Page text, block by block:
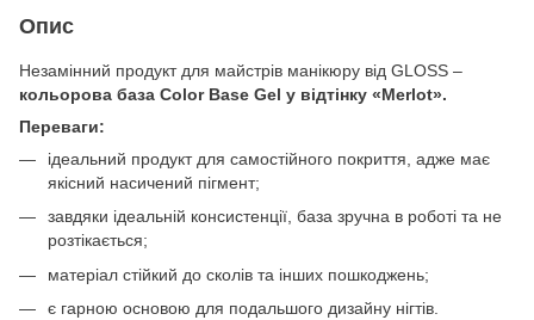
Опис
Незамінний продукт для майстрів манікюру від GLOSS –
кольорова база Color Base Gel у відтінку «Merlot».
Переваги:
ідеальний продукт для самостійного покриття, адже має
якісний насичений пігмент;
завдяки ідеальній консистенції, база зручна в роботі та не
розтікається;
матеріал стійкий до сколів та інших пошкоджень;
є гарною основою для подальшого дизайну нігтів.